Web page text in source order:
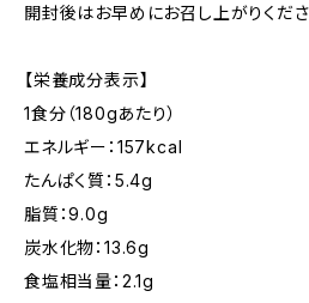
開封後はお早めにお召し上がりくださ
【栄養成分表示】
1食分（180gあたり）
エネルギー：157kcal
たんぱく質：5.4g
脂質：9.0g
炭水化物：13.6g
食塩相当量：2.1g